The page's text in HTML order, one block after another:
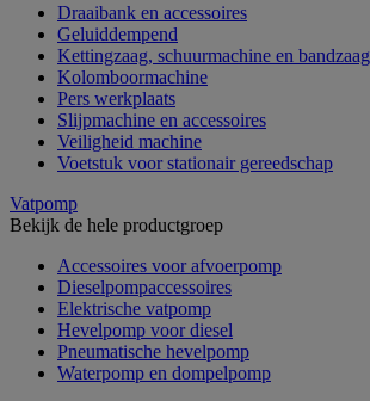
Draaibank en accessoires
Geluiddempend
Kettingzaag, schuurmachine en bandzaag
Kolomboormachine
Pers werkplaats
Slijpmachine en accessoires
Veiligheid machine
Voetstuk voor stationair gereedschap
Vatpomp
Bekijk de hele productgroep
Accessoires voor afvoerpomp
Dieselpompaccessoires
Elektrische vatpomp
Hevelpomp voor diesel
Pneumatische hevelpomp
Waterpomp en dompelpomp